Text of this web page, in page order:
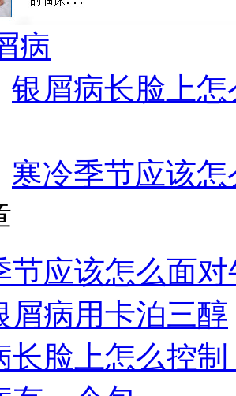
病
银屑病长脸上
寒冷季节应该
节应该怎么面
屑病用卡泊三醇
长脸上怎么控